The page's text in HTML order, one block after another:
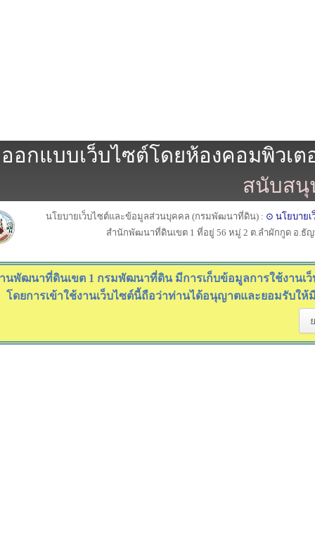
ออกแบบเว็บไซต์โดยห้องคอมพิวเ
สนับสนุ
นโยบายเว็บไซต์และข้อมูลส่วนบุคคล (กรมพัฒนาที่ดิน) : ⊙ นโยบายเ
สำนักพัฒนาที่ดินเขต 1 ที่อยู่ 56 หมู่ 2 ต.ลำผักกูด อ.ธั
นพัฒนาที่ดินเขต 1 กรมพัฒนาที่ดิน มีการเก็บข้อมูลการใช้งานเ
โดยการเข้าใช้งานเว็บไซต์นี้ถือว่าท่านได้อนุญาตและยอมรับ